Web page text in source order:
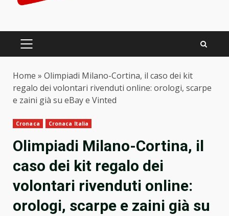
PRIMARY
Home » Olimpiadi Milano-Cortina, il caso dei kit
regalo dei volontari rivenduti online: orologi, scarpe
e zaini già su eBay e Vinted
Cronaca Cronaca Italia
Olimpiadi Milano-Cortina, il
caso dei kit regalo dei
volontari rivenduti online:
orologi, scarpe e zaini già su